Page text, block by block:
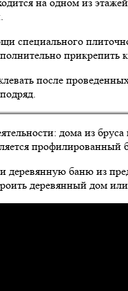
специального
прикрепить
после
дома из
баню из
деревянный дом